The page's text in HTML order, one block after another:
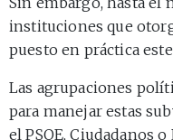
instituciones que
puesto en práctica
Las agrupaciones
para manejar estas
el PSOE, Ciudadanos